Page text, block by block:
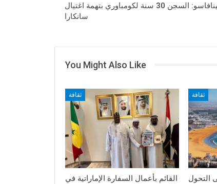
بوركينافاسو: السجن 30 سنة لكومباوري بتهمة اغتيال
سانكارا
You Might Also Like
ثقافة
القائم بأعمال السفارة الإماراتية في
ثقافة
التحول